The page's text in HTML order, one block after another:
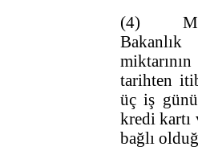
(4)
tarihten
üç iş
kredi kartı
bağlı